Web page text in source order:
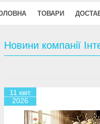
ТОВАРИ
Новини компанії
11 квіт.
2026